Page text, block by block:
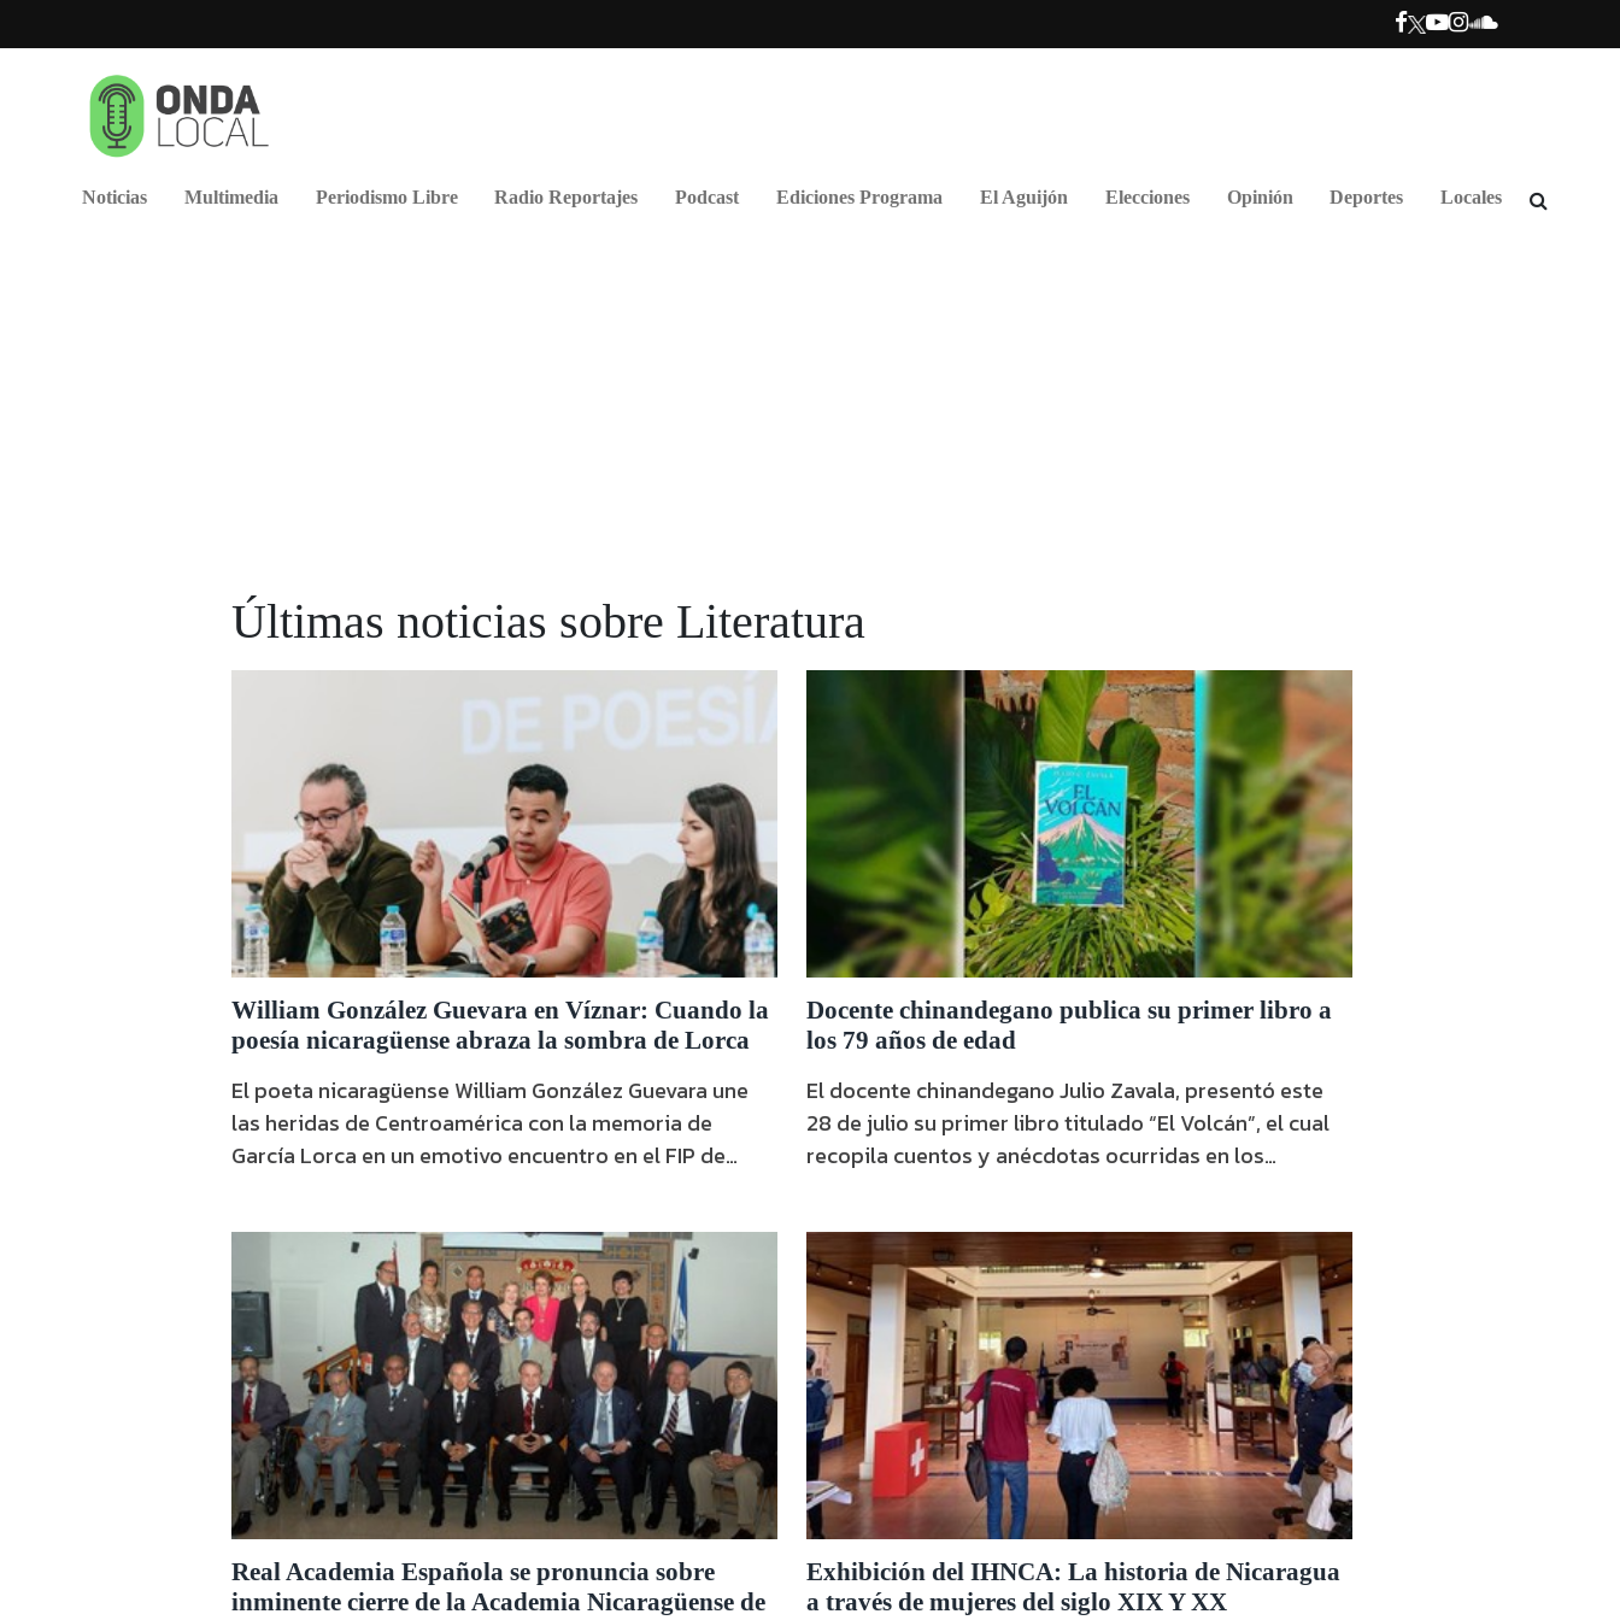
Noticias Multimedia Periodismo Libre Radio Reportajes Podcast Ediciones Programa El Aguijón Elecciones Opinión Deportes Locales
Últimas noticias sobre Literatura
William González Guevara en Víznar: Cuando la
poesía nicaragüense abraza la sombra de Lorca
El poeta nicaragüense William González Guevara une
las heridas de Centroamérica con la memoria de
García Lorca en un emotivo encuentro en el FIP de
Docente chinandegano publica su primer libro a
los 79 años de edad
El docente chinandegano Julio Zavala, presentó este
28 de julio su primer libro titulado “El Volcán”, el cual
recopila cuentos y anécdotas ocurridas en los
más de dos décadas, su autor de 79 años y con una
carrera docente de 50 años, aseguró que no …
Real Academia Española se pronuncia sobre
inminente cierre de la Academia Nicaragüense de
Exhibición del IHNCA: La historia de Nicaragua
a través de mujeres del siglo XIX Y XX